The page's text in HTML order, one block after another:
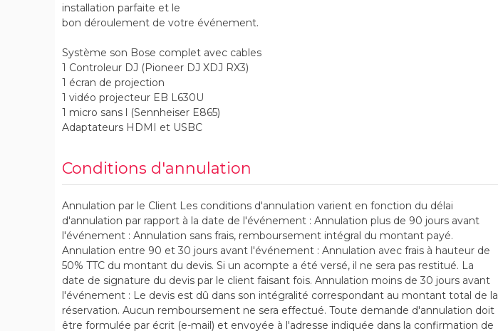
installation parfaite et le
bon déroulement de votre événement.
Système son Bose complet avec cables
1 Controleur DJ (Pioneer DJ XDJ RX3)
1 écran de projection
1 vidéo projecteur EB L630U
1 micro sans l (Sennheiser E865)
Adaptateurs HDMI et USBC
Conditions d'annulation
Annulation par le Client Les conditions d'annulation varient en fonction du délai
d'annulation par rapport à la date de l'événement : Annulation plus de 90 jours avant
l'événement : Annulation sans frais, remboursement intégral du montant payé.
Annulation entre 90 et 30 jours avant l'événement : Annulation avec frais à hauteur de
50% TTC du montant du devis. Si un acompte a été versé, il ne sera pas restitué. La
date de signature du devis par le client faisant fois. Annulation moins de 30 jours avant
l'événement : Le devis est dû dans son intégralité correspondant au montant total de la
réservation. Aucun remboursement ne sera effectué. Toute demande d'annulation doit
être formulée par écrit (e-mail) et envoyée à l'adresse indiquée dans la confirmation de